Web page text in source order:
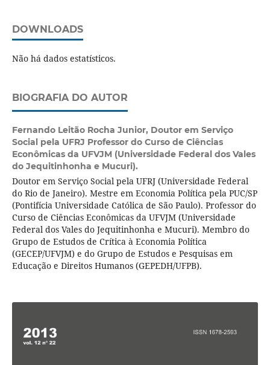
DOWNLOADS
Não há dados estatísticos.
BIOGRAFIA DO AUTOR
Fernando Leitão Rocha Junior, Doutor em Serviço
Social pela UFRJ Professor do Curso de Ciências
Econômicas da UFVJM (Universidade Federal dos Vales
do Jequitinhonha e Mucuri).
Doutor em Serviço Social pela UFRJ (Universidade Federal
do Rio de Janeiro). Mestre em Economia Política pela PUC/SP
(Pontifícia Universidade Católica de São Paulo). Professor do
Curso de Ciências Econômicas da UFVJM (Universidade
Federal dos Vales do Jequitinhonha e Mucuri). Membro do
Grupo de Estudos de Crítica à Economia Política
(GECEP/UFVJM) e do Grupo de Estudos e Pesquisas em
Educação e Direitos Humanos (GEPEDH/UFPB).